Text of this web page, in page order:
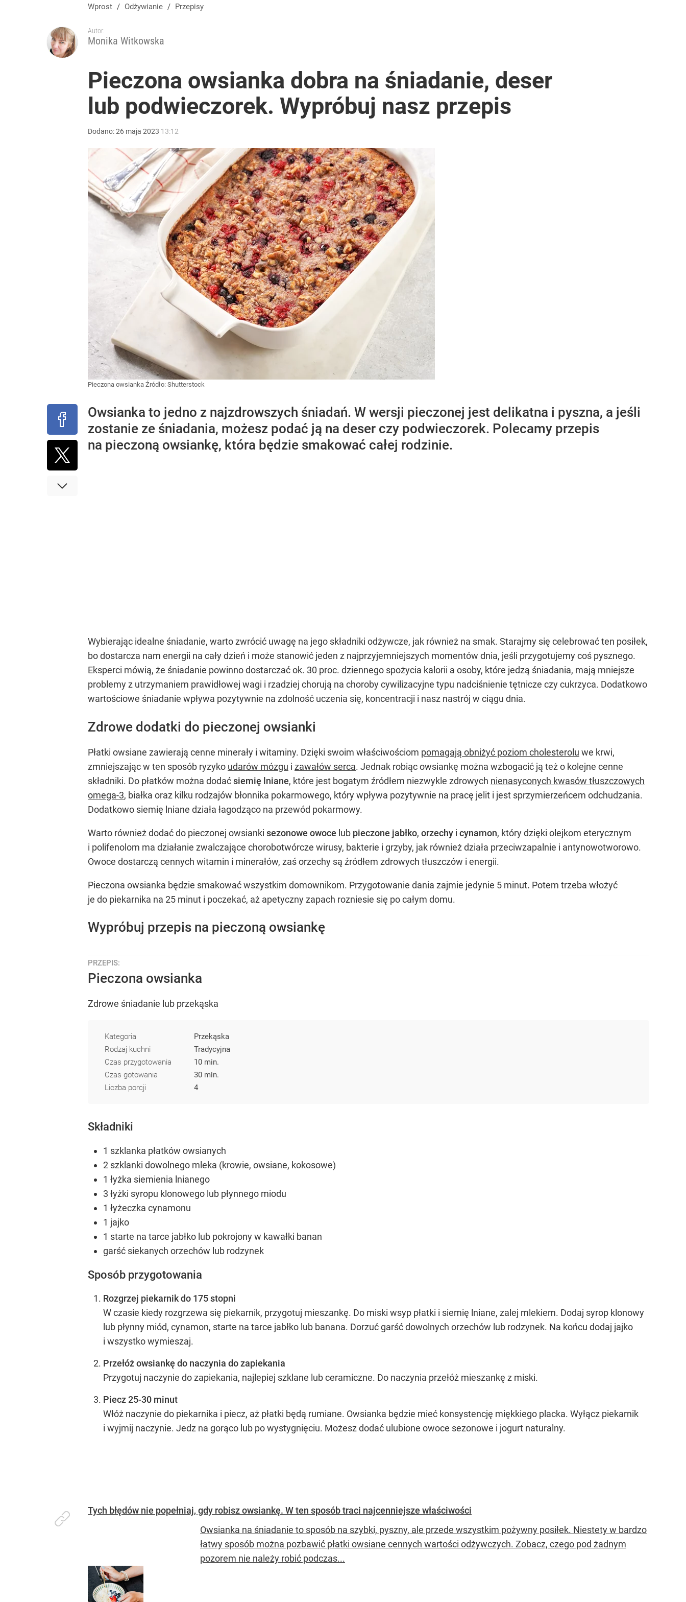
Wprost / Odżywianie / Przepisy
Autor:
Monika Witkowska
Pieczona owsianka dobra na śniadanie, deser
lub podwieczorek. Wypróbuj nasz przepis
Dodano:26 maja 2023 13:12
Pieczona owsianka Źródło: Shutterstock
Owsianka to jedno z najzdrowszych śniadań. W wersji pieczonej jest delikatna i pyszna, a jeśli
zostanie ze śniadania, możesz podać ją na deser czy podwieczorek. Polecamy przepis
na pieczoną owsiankę, która będzie smakować całej rodzinie.
Wybierając idealne śniadanie, warto zwrócić uwagę na jego składniki odżywcze, jak również na smak. Starajmy się celebrować ten posiłek,
bo dostarcza nam energii na cały dzień i może stanowić jeden z najprzyjemniejszych momentów dnia, jeśli przygotujemy coś pysznego.
Eksperci mówią, że śniadanie powinno dostarczać ok. 30 proc. dziennego spożycia kalorii a osoby, które jedzą śniadania, mają mniejsze
problemy z utrzymaniem prawidłowej wagi i rzadziej chorują na choroby cywilizacyjne typu nadciśnienie tętnicze czy cukrzyca. Dodatkowo
wartościowe śniadanie wpływa pozytywnie na zdolność uczenia się, koncentracji i nasz nastrój w ciągu dnia.
Zdrowe dodatki do pieczonej owsianki
Płatki owsiane zawierają cenne minerały i witaminy. Dzięki swoim właściwościom pomagają obniżyć poziom cholesterolu we krwi,
zmniejszając w ten sposób ryzyko udarów mózgu i zawałów serca. Jednak robiąc owsiankę można wzbogacić ją też o kolejne cenne
składniki. Do płatków można dodaćsiemię lniane, które jest bogatym źródłem niezwykle zdrowych nienasyconych kwasów tłuszczowych
omega-3, białka oraz kilku rodzajów błonnika pokarmowego, który wpływa pozytywnie na pracę jelit i jest sprzymierzeńcem odchudzania.
Dodatkowo siemię lniane działa łagodząco na przewód pokarmowy.
Warto również dodać do pieczonej owsianki sezonowe owoce lub pieczone jabłko, orzechy i cynamon, który dzięki olejkom eterycznym
i polifenolom ma działanie zwalczające chorobotwórcze wirusy, bakterie i grzyby, jak również działa przeciwzapalnie i antynowotworowo.
Owoce dostarczą cennych witamin i minerałów, zaś orzechy są źródłem zdrowych tłuszczów i energii.
Pieczona owsianka będzie smakować wszystkim domownikom. Przygotowanie dania zajmie jedynie 5 minut. Potem trzeba włożyć
je do piekarnika na 25 minut i poczekać, aż apetyczny zapach rozniesie się po całym domu.
Wypróbuj przepis na pieczoną owsiankę
PRZEPIS:
Pieczona owsianka
Zdrowe śniadanie lub przekąska
Kategoria
Przekąska
Rodzaj kuchni
Tradycyjna
Czas przygotowania
10 min.
Czas gotowania
30 min.
Liczba porcji
4
Składniki
1 szklanka płatków owsianych
2 szklanki dowolnego mleka (krowie, owsiane, kokosowe)
1 łyżka siemienia lnianego
3 łyżki syropu klonowego lub płynnego miodu
1 łyżeczka cynamonu
1 jajko
1 starte na tarce jabłko lub pokrojony w kawałki banan
garść siekanych orzechów lub rodzynek
Sposób przygotowania
Rozgrzej piekarnik do 175 stopni
W czasie kiedy rozgrzewa się piekarnik, przygotuj mieszankę. Do miski wsyp płatki i siemię lniane, zalej mlekiem. Dodaj syrop klonowy
lub płynny miód, cynamon, starte na tarce jabłko lub banana. Dorzuć garść dowolnych orzechów lub rodzynek. Na końcu dodaj jajko
i wszystko wymieszaj.
Przełóż owsiankę do naczynia do zapiekania
Przygotuj naczynie do zapiekania, najlepiej szklane lub ceramiczne. Do naczynia przełóż mieszankę z miski.
Piecz 25-30 minut
Włóż naczynie do piekarnika i piecz, aż płatki będą rumiane. Owsianka będzie mieć konsystencję miękkiego placka. Wyłącz piekarnik
i wyjmij naczynie. Jedz na gorąco lub po wystygnięciu. Możesz dodać ulubione owoce sezonowe i jogurt naturalny.
Tych błędów nie popełniaj, gdy robisz owsiankę. W ten sposób traci najcenniejsze właściwości
Owsianka na śniadanie to sposób na szybki, pyszny, ale przede wszystkim pożywny posiłek. Niestety w bardzo
łatwy sposób można pozbawić płatki owsiane cennych wartości odżywczych. Zobacz, czego pod żadnym
pozorem nie należy robić podczas...